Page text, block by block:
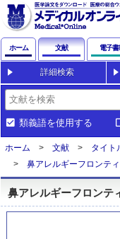
ホーム 文献 電子書
詳細検索
類義語を使用する
ホーム 文献
タイト
鼻アレルギーフロンテ
鼻アレルギーフロンテ